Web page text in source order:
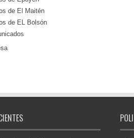
de El Maitén
de EL Bolsón